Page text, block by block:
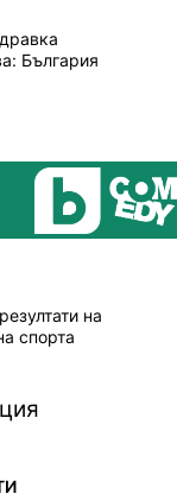
България
на
спорта